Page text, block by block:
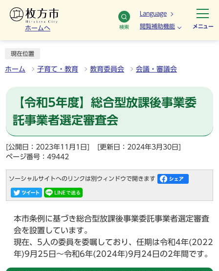
ホームへ 検索
Language
閲覧補助機能 メニュー
現在位置
ホーム 子育て・教育 教育委員会 会議・審議会
【令和5年度】総合型放課後事業委
託事業者選定審査会
[公開日：2023年11月1日]
[更新日：2024年3月30日]
ページ番号：49442
ソーシャルサイトへのリンクは別ウィンドウで開きます
本市条例に基づき総合型放課後事業委託事業者選定審査
会を設置しています。
現在、5人の委員を委嘱しており、任期は令和4年(2022
年)9月25日～令和6年(2024年)9月24日の2年間です。